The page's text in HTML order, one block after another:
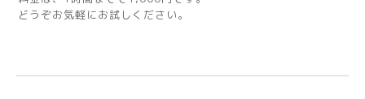
どうぞお気軽にお試しください。